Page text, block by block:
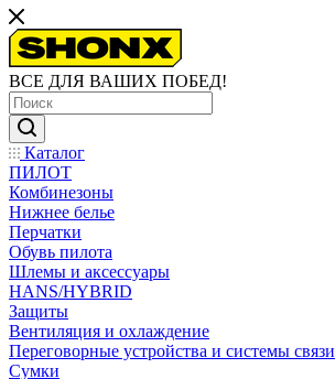
ВСЕ ДЛЯ ВАШИХ ПОБЕД!
Каталог
ПИЛОТ
Комбинезоны
Нижнее белье
Перчатки
Обувь пилота
Шлемы и аксессуары
HANS/HYBRID
Защиты
Вентиляция и охлаждение
Переговорные устройства и системы связи
Сумки